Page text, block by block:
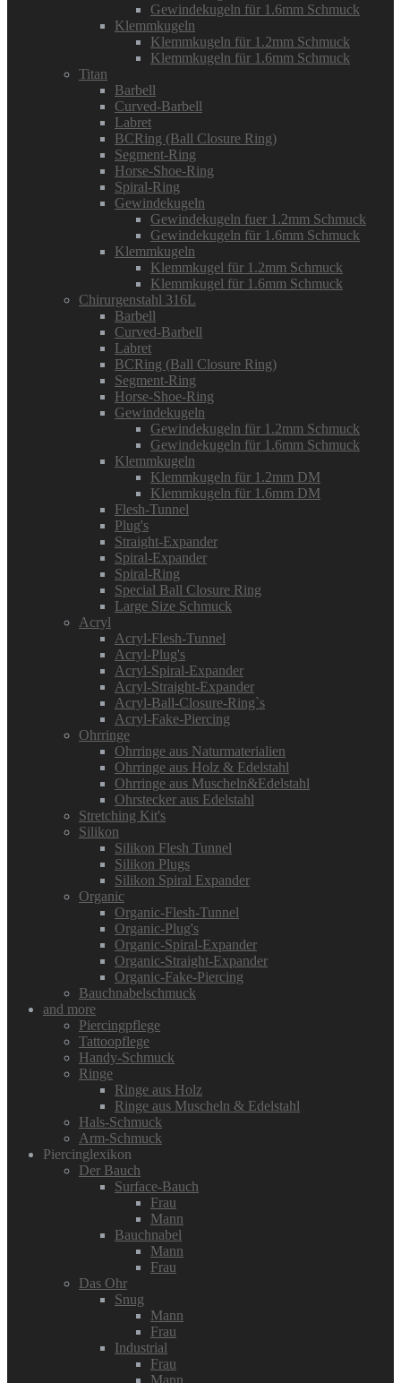
Gewindekugeln für 1.6mm Schmuck
Klemmkugeln
Klemmkugeln für 1.2mm Schmuck
Klemmkugeln für 1.6mm Schmuck
Titan
Barbell
Curved-Barbell
Labret
BCRing (Ball Closure Ring)
Segment-Ring
Horse-Shoe-Ring
Spiral-Ring
Gewindekugeln
Gewindekugeln fuer 1.2mm Schmuck
Gewindekugeln für 1.6mm Schmuck
Klemmkugeln
Klemmkugel für 1.2mm Schmuck
Klemmkugel für 1.6mm Schmuck
Chirurgenstahl 316L
Barbell
Curved-Barbell
Labret
BCRing (Ball Closure Ring)
Segment-Ring
Horse-Shoe-Ring
Gewindekugeln
Gewindekugeln für 1.2mm Schmuck
Gewindekugeln für 1.6mm Schmuck
Klemmkugeln
Klemmkugeln für 1.2mm DM
Klemmkugeln für 1.6mm DM
Flesh-Tunnel
Plug's
Straight-Expander
Spiral-Expander
Spiral-Ring
Special Ball Closure Ring
Large Size Schmuck
Acryl
Acryl-Flesh-Tunnel
Acryl-Plug's
Acryl-Spiral-Expander
Acryl-Straight-Expander
Acryl-Ball-Closure-Ring`s
Acryl-Fake-Piercing
Ohrringe
Ohrringe aus Naturmaterialien
Ohrringe aus Holz & Edelstahl
Ohrringe aus Muscheln&Edelstahl
Ohrstecker aus Edelstahl
Stretching Kit's
Silikon
Silikon Flesh Tunnel
Silikon Plugs
Silikon Spiral Expander
Organic
Organic-Flesh-Tunnel
Organic-Plug's
Organic-Spiral-Expander
Organic-Straight-Expander
Organic-Fake-Piercing
Bauchnabelschmuck
and more
Piercingpflege
Tattoopflege
Handy-Schmuck
Ringe
Ringe aus Holz
Ringe aus Muscheln & Edelstahl
Hals-Schmuck
Arm-Schmuck
Piercinglexikon
Der Bauch
Surface-Bauch
Frau
Mann
Bauchnabel
Mann
Frau
Das Ohr
Snug
Mann
Frau
Industrial
Frau
Mann